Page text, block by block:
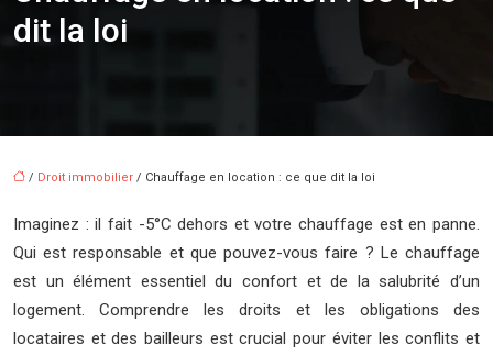
dit la loi
/ Droit immobilier / Chauffage en location : ce que dit la loi
Imaginez : il fait -5°C dehors et votre chauffage est en panne.
Qui est responsable et que pouvez-vous faire ? Le chauffage
est un élément essentiel du confort et de la salubrité d’un
logement. Comprendre les droits et les obligations des
locataires et des bailleurs est crucial pour éviter les conflits et